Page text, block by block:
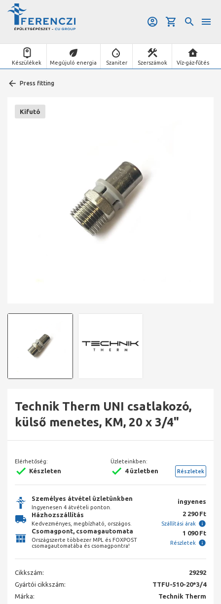
Készülékek Megújuló energia Szaniter Szerszámok Víz-gáz-fűtés
Press fitting
Technik Therm UNI csatlakozó,
külső menetes, KM, 20 x 3/4"
Kifutó
Elérhetőség:
Készleten
Üzleteinkben:
4 üzletben Részletek
Személyes átvétel üzletünkben
Ingyenesen 4 átvételi ponton.
ingyenes
Házhozszállítás
Kedvezményes, megbízható, országos.
2 290 Ft
Szállítási árak
Csomagpont, csomagautomata
Országszerte többezer MPL és FOXPOST
csomagautomatába és csomagpontra!
1 090 Ft
Részletek
Cikkszám:
29292
Gyártói cikkszám:
TTFU-510-20*3/4
Márka:
Technik Therm